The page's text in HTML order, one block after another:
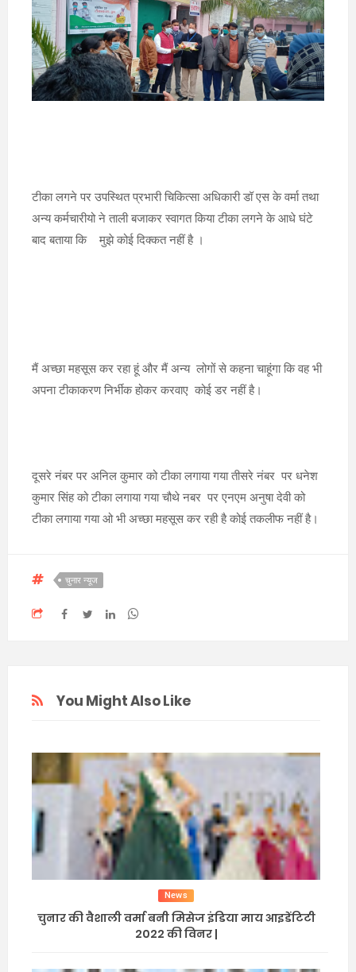
टीका लगने पर उपस्थित प्रभारी चिकित्सा अधिकारी डॉ एस के वर्मा तथा
अन्य कर्मचारीयो ने ताली बजाकर स्वागत किया टीका लगने के आधे घंटे
बाद बताया कि मुझे कोई दिक्कत नहीं है ।
मैं अच्छा महसूस कर रहा हूं और मैं अन्य लोगों से कहना चाहूंगा कि वह भी
अपना टीकाकरण निर्भीक होकर करवाए कोई डर नहीं है।
दूसरे नंबर पर अनिल कुमार को टीका लगाया गया तीसरे नंबर पर धनेश
कुमार सिंह को टीका लगाया गया चौथे नबर पर एनएम अनुषा देवी को
टीका लगाया गया ओ भी अच्छा महसूस कर रही है कोई तकलीफ नहीं है।
चुनार न्यूज
You Might Also Like
News
चुनार की वैशाली वर्मा बनी मिसेज इंडिया माय आइडेंटिटी
2022 की विनर |